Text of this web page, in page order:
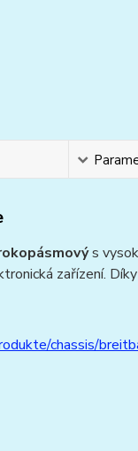
s
zařízení.
chassis/